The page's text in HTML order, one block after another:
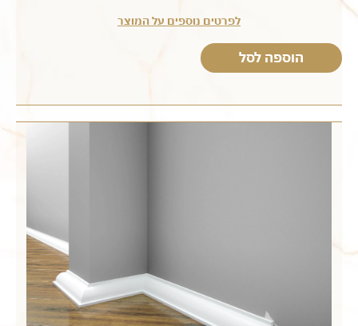
לפרטים נוספים על המוצר
הוספה לסל